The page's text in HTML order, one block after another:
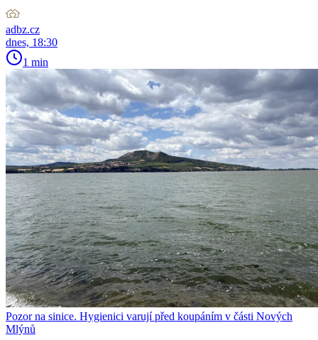
adbz.cz
dnes, 18:30
1 min
Pozor na sinice. Hygienici varují před koupáním v části Nových
Mlýnů